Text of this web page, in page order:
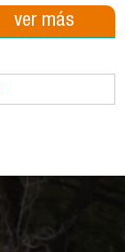
ver más